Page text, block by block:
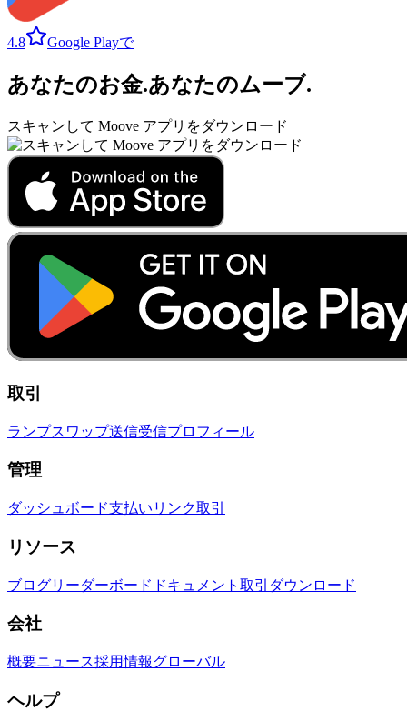
4.8 Google Playで
あなたのお金.あなたのムーブ.
スキャンして Moove アプリをダウンロード
取引
ランプスワップ送信受信プロフィール
管理
ダッシュボード支払いリンク取引
リソース
ブログリーダーボード ドキュメント 取引 ダウンロード
会社
概要ニュース採用情報グローバル
ヘルプ